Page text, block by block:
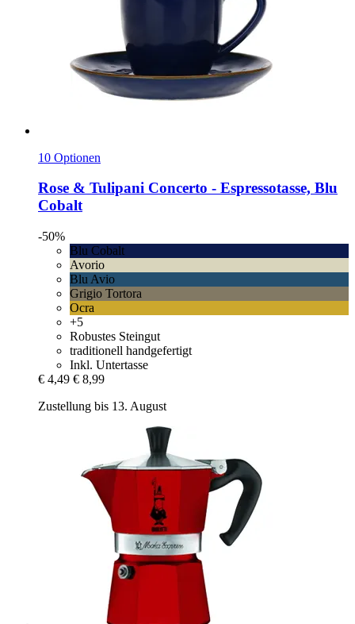
10 Optionen
Rose & Tulipani Concerto -​ Espressotasse, Blu
Cobalt
-50%
Blu Cobalt
Avorio
Blu Avio
Grigio Tortora
Ocra
+5
Robustes Steingut
traditionell handgefertigt
Inkl. Untertasse
€ 4,49 € 8,99
Zustellung bis 13. August